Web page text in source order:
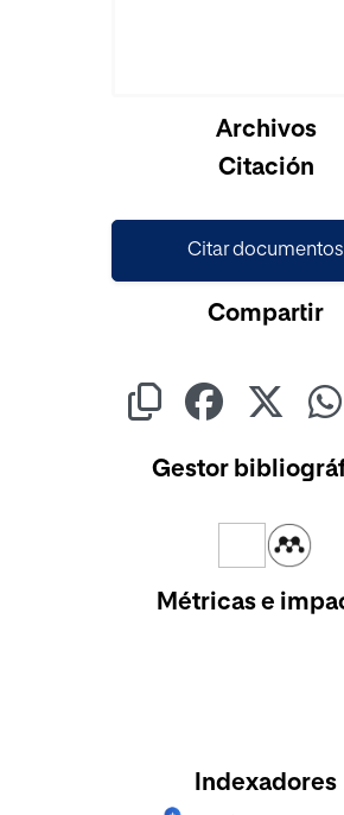
Archivos
Citación
Citar documentos
Compartir
Gestor
Métricas e
Indexadores